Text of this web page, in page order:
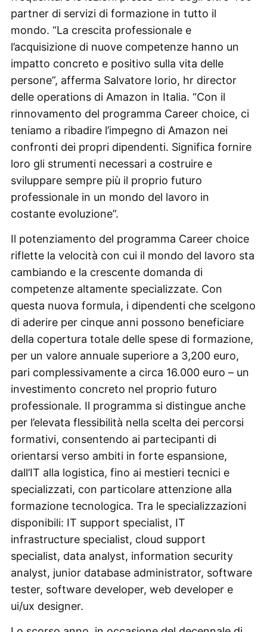
partner di servizi di formazione in tutto il
mondo. “La crescita professionale e
l’acquisizione di nuove competenze hanno un
impatto concreto e positivo sulla vita delle
persone”, afferma Salvatore Iorio, hr director
delle operations di Amazon in Italia. “Con il
rinnovamento del programma Career choice, ci
teniamo a ribadire l’impegno di Amazon nei
confronti dei propri dipendenti. Significa fornire
loro gli strumenti necessari a costruire e
sviluppare sempre più il proprio futuro
professionale in un mondo del lavoro in
costante evoluzione”.
Il potenziamento del programma Career choice
riflette la velocità con cui il mondo del lavoro sta
cambiando e la crescente domanda di
competenze altamente specializzate. Con
questa nuova formula, i dipendenti che scelgono
di aderire per cinque anni possono beneficiare
della copertura totale delle spese di formazione,
per un valore annuale superiore a 3,200 euro,
pari complessivamente a circa 16.000 euro – un
investimento concreto nel proprio futuro
professionale. Il programma si distingue anche
per l’elevata flessibilità nella scelta dei percorsi
formativi, consentendo ai partecipanti di
orientarsi verso ambiti in forte espansione,
dall’IT alla logistica, fino ai mestieri tecnici e
specializzati, con particolare attenzione alla
formazione tecnologica. Tra le specializzazioni
disponibili: IT support specialist, IT
infrastructure specialist, cloud support
specialist, data analyst, information security
analyst, junior database administrator, software
tester, software developer, web developer e
ui/ux designer.